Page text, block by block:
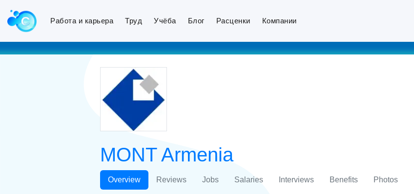
Работа и карьера Труд Учёба Блог Расценки Компании
MONT Armenia
Overview Reviews Jobs Salaries Interviews Benefits Photos